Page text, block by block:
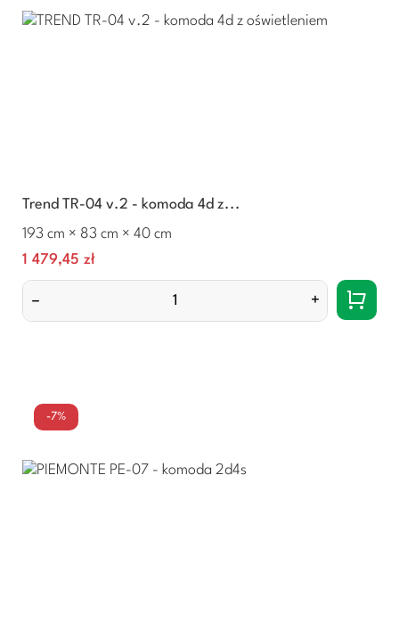
Trend TR-04 v.2 - komoda 4d z...
193 cm × 83 cm × 40 cm
Cena
1 479,45 zł
– +
-7%